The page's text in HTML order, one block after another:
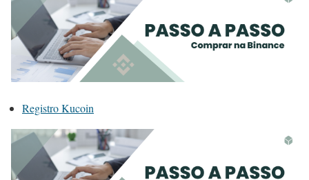
Registro Kucoin